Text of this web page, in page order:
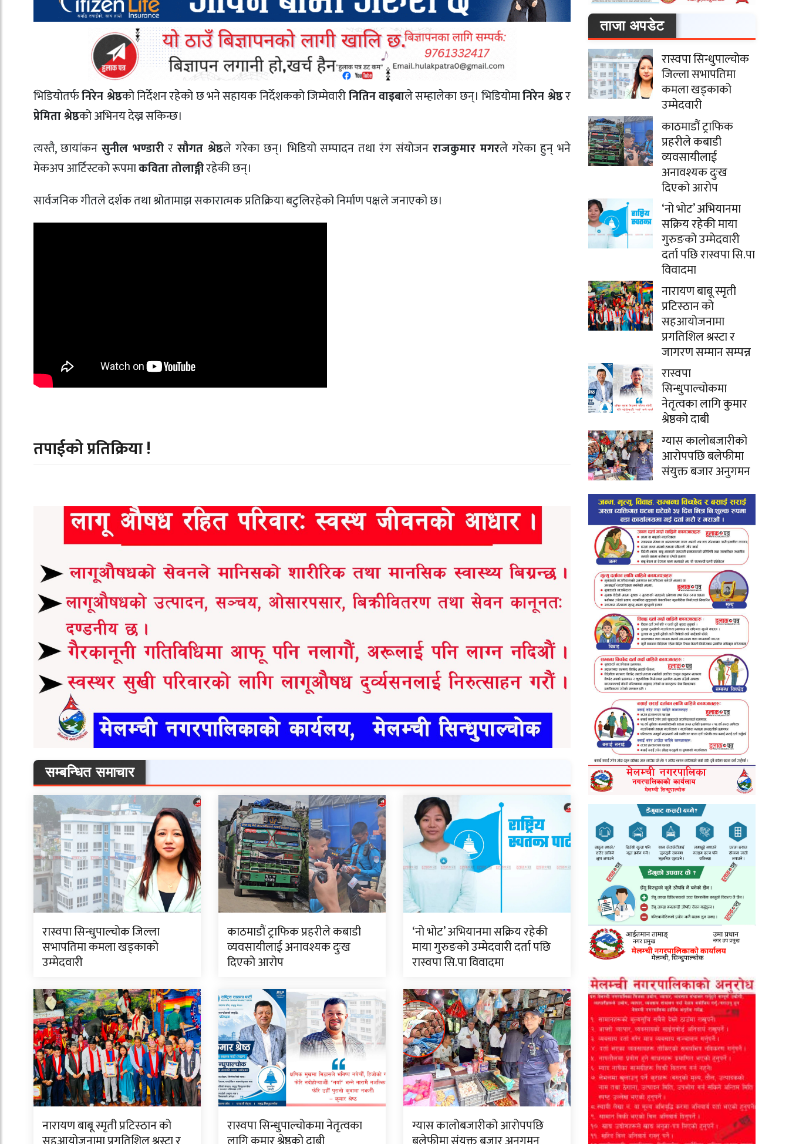
भिडियोतर्फनिरेन श्रेष्ठको निर्देशन रहेको छ भने सहायक निर्देशकको जिम्मेवारीनितिन वाइबाले सम्हालेका छन्। भिडियोमानिरेन श्रेष्ठर
प्रेमिता श्रेष्ठको अभिनय देख्न सकिन्छ।
त्यस्तै, छायांकन सुनील भण्डारीर सौगत श्रेष्ठले गरेका छन्। भिडियो सम्पादन तथा रंग संयोजनराजकुमार मगरले गरेका हुन् भने
मेकअप आर्टिस्टको रूपमाकविता तोलाङ्गीरहेकी छन्।
सार्वजनिक गीतले दर्शक तथा श्रोतामाझ सकारात्मक प्रतिक्रिया बटुलिरहेको निर्माण पक्षले जनाएको छ।
तपाईको प्रतिक्रिया !
सम्बन्धित समाचार
रास्वपा सिन्धुपाल्चोक जिल्ला
सभापतिमा कमला खड्काको
उम्मेदवारी
काठमाडौं ट्राफिक प्रहरीले कबाडी
व्यवसायीलाई अनावश्यक दुःख
दिएको आरोप
‘नो भोट’ अभियानमा सक्रिय रहेकी
माया गुरुङको उम्मेदवारी दर्ता पछि
रास्वपा सि.पा विवादमा
नारायण बाबू स्मृती प्रटिस्ठान को रास्वपा सिन्धुपाल्चोकमा नेतृत्वका ग्यास कालोबजारीको आरोपपछि
ताजा अपडेट
रास्वपा सिन्धुपाल्चोक
जिल्ला सभापतिमा
कमला खड्काको
उम्मेदवारी
काठमाडौं ट्राफिक
प्रहरीले कबाडी
व्यवसायीलाई
अनावश्यक दुःख
दिएको आरोप
‘नो भोट’ अभियानमा
सक्रिय रहेकी माया
गुरुङको उम्मेदवारी
दर्ता पछि रास्वपा सि.पा
विवादमा
नारायण बाबू स्मृती
प्रटिस्ठान को
सहआयोजनामा
प्रगतिशिल श्रस्टा र
जागरण सम्मान सम्पन्न
रास्वपा
सिन्धुपाल्चोकमा
नेतृत्वका लागि कुमार
श्रेष्ठको दाबी
ग्यास कालोबजारीको
आरोपपछि बलेफीमा
संयुक्त बजार अनुगमन